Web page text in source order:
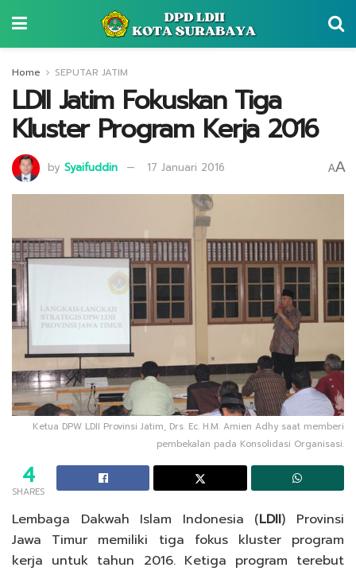
Home SEPUTAR JATIM
LDII Jatim Fokuskan Tiga
Kluster Program Kerja 2016
by Syaifuddin 17 Januari 2016 AA
Ketua DPW LDII Provinsi Jatim, Drs. Ec. H.M. Amien Adhy saat memberi
pembekalan pada Konsolidasi Organisasi.
4
SHARES
Lembaga Dakwah Islam Indonesia (LDII) Provinsi
Jawa Timur memiliki tiga fokus kluster program
kerja untuk tahun 2016. Ketiga program terebut